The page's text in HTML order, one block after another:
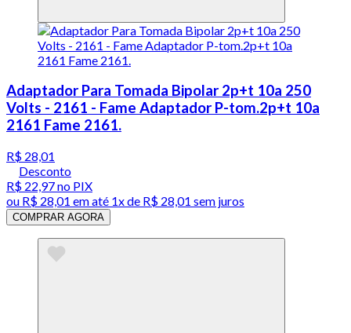
Adaptador Para Tomada Bipolar 2p+t 10a 250
Volts - 2161 - Fame Adaptador P-tom.2p+t 10a
2161 Fame 2161.
R$ 28,01
Desconto
R$ 22,97no PIX
ou R$ 28,01 em até 1x de R$ 28,01 sem juros
COMPRAR AGORA